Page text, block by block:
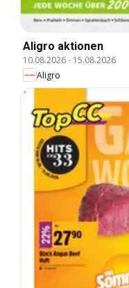
Aligro aktionen
10.08.2026- 15.08.2026
Aligro